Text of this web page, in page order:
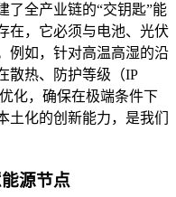
了全产业链的“交钥匙”能
在，它必须与电池、光伏
例如，针对高温高湿的沿
散热、防护等级（IP
化，确保在极端条件下
土化的创新能力，是我们
源节点